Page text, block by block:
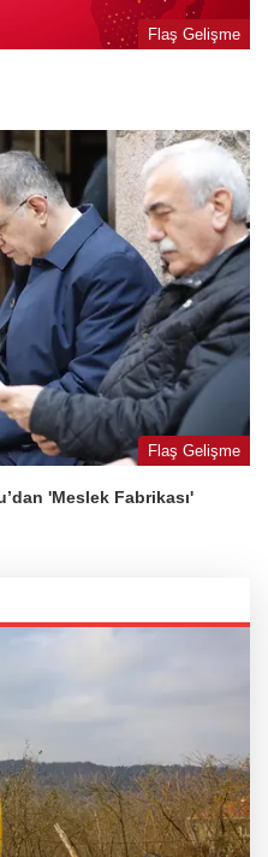
Flaş Gelişme
Flaş Gelişme
'Meslek Fabrikası'